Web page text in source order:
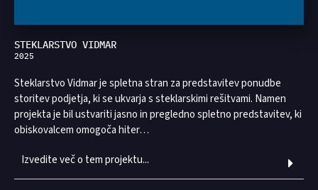
STEKLARSTVO VIDMAR
2025
Steklarstvo Vidmar je spletna stran za predstavitev ponudbe
storitev podjetja, ki se ukvarja s steklarskimi rešitvami. Namen
projekta je bil ustvariti jasno in pregledno spletno predstavitev, ki
obiskovalcem omogoča hiter…
Izvedite več o tem projektu...